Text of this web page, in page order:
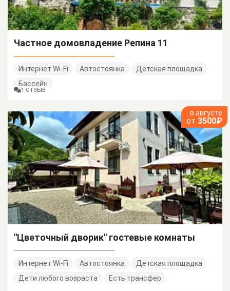
Частное домовладение Репина 11
Интернет Wi-Fi Автостоянка
Детская площадка
Бассейн
1 ОТЗЫВ
в августе
от 3500₽
"Цветочный дворик" гостевые комнаты
Интернет Wi-Fi Автостоянка
Детская площадка
Дети любого возраста
Есть трансфер